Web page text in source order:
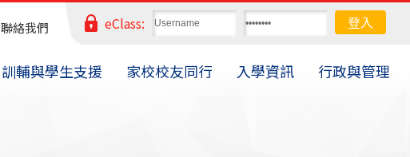
eClass:
聯絡我們
訓輔與學生支援 家校校友同行 入學資訊 行政與管理